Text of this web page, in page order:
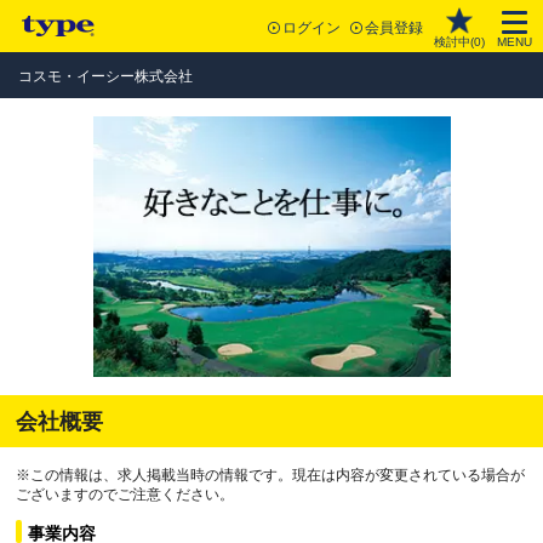
ログイン 会員登録
検討中(0) MENU
コスモ・イーシー株式会社
会社概要
※この情報は、求人掲載当時の情報です。現在は内容が変更されている場合が
ございますのでご注意ください。
事業内容